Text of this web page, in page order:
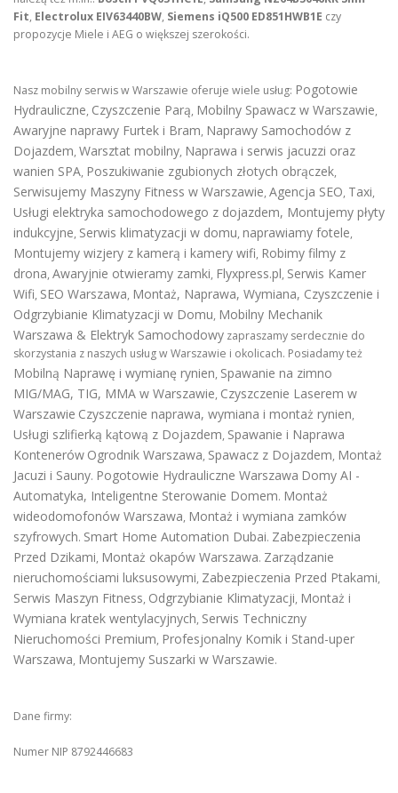
Fit, Electrolux EIV63440BW, Siemens iQ500 ED851HWB1E czy
propozycje Miele i AEG o większej szerokości.
Nasz mobilny serwis w Warszawie oferuje wiele usług: Pogotowie
Hydrauliczne, Czyszczenie Parą, Mobilny Spawacz w Warszawie,
Awaryjne naprawy Furtek i Bram, Naprawy Samochodów z
Dojazdem, Warsztat mobilny, Naprawa i serwis jacuzzi oraz
wanien SPA, Poszukiwanie zgubionych złotych obrączek,
Serwisujemy Maszyny Fitness w Warszawie, Agencja SEO, Taxi,
Usługi elektryka samochodowego z dojazdem, Montujemy płyty
indukcyjne, Serwis klimatyzacji w domu, naprawiamy fotele,
Montujemy wizjery z kamerą i kamery wifi, Robimy filmy z
drona, Awaryjnie otwieramy zamki, Flyxpress.pl, Serwis Kamer
Wifi, SEO Warszawa, Montaż, Naprawa, Wymiana, Czyszczenie i
Odgrzybianie Klimatyzacji w Domu, Mobilny Mechanik
Warszawa & Elektryk Samochodowy zapraszamy serdecznie do
skorzystania z naszych usług w Warszawie i okolicach. Posiadamy też
Mobilną Naprawę i wymianę rynien, Spawanie na zimno
MIG/MAG, TIG, MMA w Warszawie, Czyszczenie Laserem w
Warszawie Czyszczenie naprawa, wymiana i montaż rynien,
Usługi szlifierką kątową z Dojazdem, Spawanie i Naprawa
Kontenerów Ogrodnik Warszawa, Spawacz z Dojazdem, Montaż
Jacuzi i Sauny. Pogotowie Hydrauliczne Warszawa Domy AI -
Automatyka, Inteligentne Sterowanie Domem. Montaż
wideodomofonów Warszawa, Montaż i wymiana zamków
szyfrowych. Smart Home Automation Dubai. Zabezpieczenia
Przed Dzikami, Montaż okapów Warszawa. Zarządzanie
nieruchomościami luksusowymi, Zabezpieczenia Przed Ptakami,
Serwis Maszyn Fitness, Odgrzybianie Klimatyzacji, Montaż i
Wymiana kratek wentylacyjnych, Serwis Techniczny
Nieruchomości Premium, Profesjonalny Komik i Stand-uper
Warszawa, Montujemy Suszarki w Warszawie.
Dane firmy:
Numer NIP 8792446683